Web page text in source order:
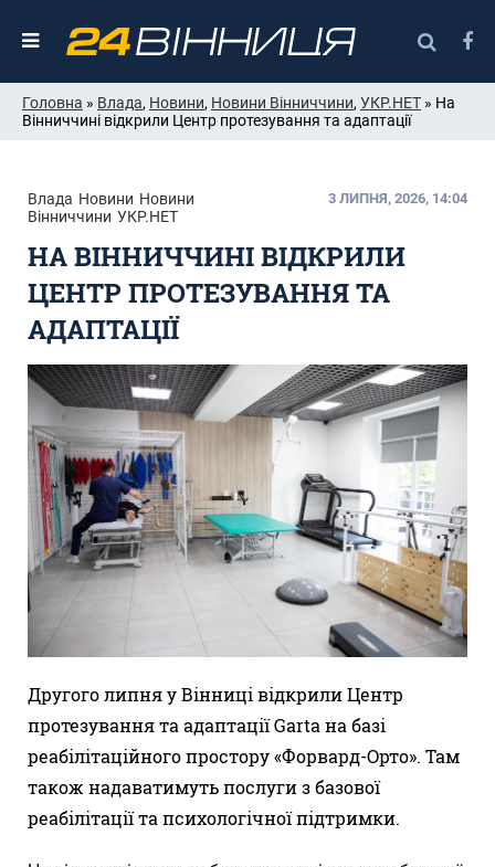
Головна » Влада, Новини, Новини Вінниччини, УКР.НЕТ » На
Вінниччині відкрили Центр протезування та адаптації
Влада Новини Новини
Вінниччини УКР.НЕТ
3 ЛИПНЯ, 2026, 14:04
НА ВІННИЧЧИНІ ВІДКРИЛИ
ЦЕНТР ПРОТЕЗУВАННЯ ТА
АДАПТАЦІЇ
Другого липня у Вінниці відкрили Центр
протезування та адаптації Garta на базі
реабілітаційного простору «Форвард-Орто». Там
також надаватимуть послуги з базової
реабілітації та психологічної підтримки.